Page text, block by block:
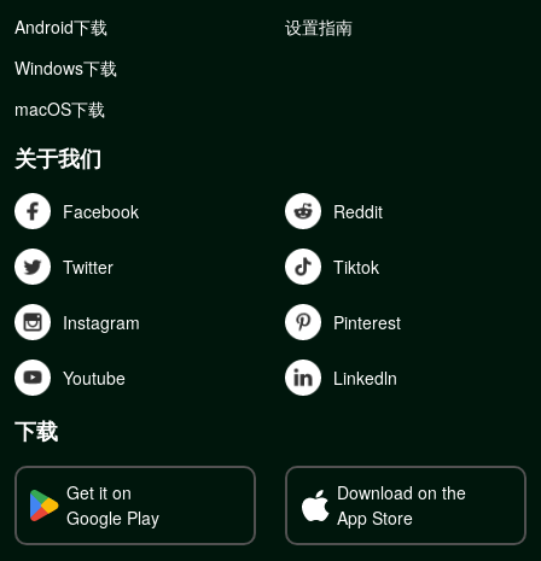
Android下载
Windows下载
macOS下载
设置指南
关于我们
Facebook Reddit
Twitter Tiktok
Instagram Pinterest
Youtube Linkedln
下载
Get it on
Google Play
Download on the
App Store